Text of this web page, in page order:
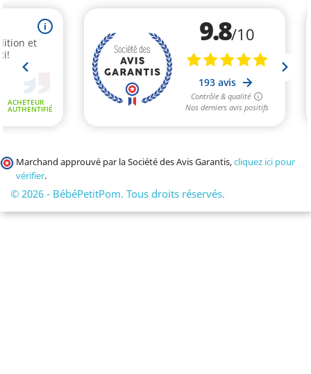
Marchand approuvé par la Société des Avis Garantis,cliquez ici pour
vérifier.
© 2026 - BébéPetitPom. Tous droits réservés.